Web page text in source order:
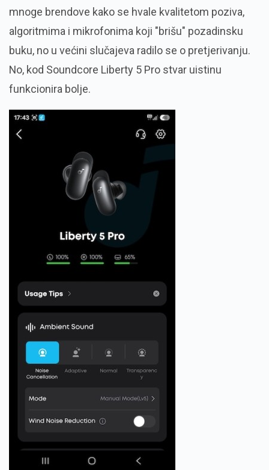
mnoge brendove kako se hvale kvalitetom poziva,
algoritmima i mikrofonima koji "brišu" pozadinsku
buku, no u većini slučajeva radilo se o pretjerivanju.
No, kod Soundcore Liberty 5 Pro stvar uistinu
funkcionira bolje.